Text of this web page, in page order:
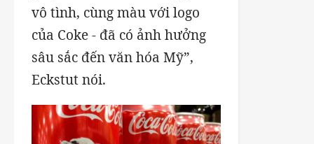
vô tình, cùng màu với logo
của Coke - đã có ảnh hưởng
sâu sắc đến văn hóa Mỹ”,
Eckstut nói.